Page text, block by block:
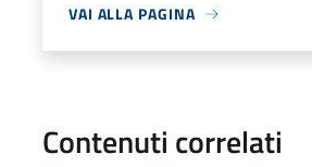
VAI ALLA PAGINA
Contenuti correlati